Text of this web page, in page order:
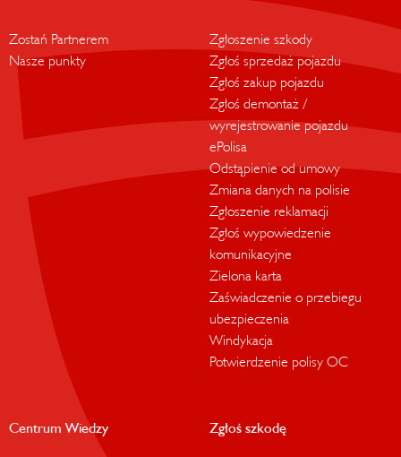
Zostań Partnerem
Nasze punkty
Zgłoszenie szkody
Zgłoś sprzedaż pojazdu
Zgłoś zakup pojazdu
Zgłoś demontaż /
wyrejestrowanie pojazdu
ePolisa
Odstąpienie od umowy
Zmiana danych na polisie
Zgłoszenie reklamacji
Zgłoś wypowiedzenie
komunikacyjne
Zielona karta
Zaświadczenie o przebiegu
ubezpieczenia
Windykacja
Potwierdzenie polisy OC
Centrum Wiedzy Zgłoś szkodę